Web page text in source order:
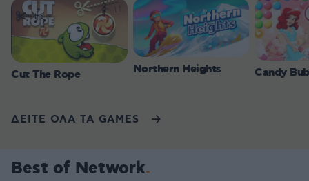
Cut The Rope Northern Heights Candy
ΔΕΙΤΕ ΟΛΑ ΤΑ GAMES
Best of Network